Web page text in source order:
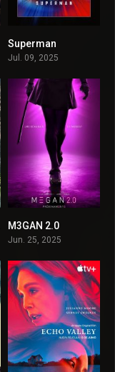
Superman
Jul. 09, 2025
M3GAN 2.0
Jun. 25, 2025